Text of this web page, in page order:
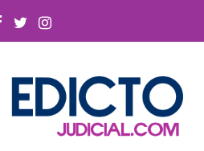
FACEBOOK
TWITTERINSTAGRAM